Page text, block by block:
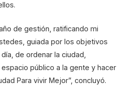
de gestión, ratificando mi
guiada por los objetivos
de ordenar la ciudad,
público a la gente y hacer
Para vivir Mejor”, concluyó.